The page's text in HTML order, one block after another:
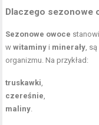
Dlaczego sezonowe
Sezonowe owoce
wwitaminy i minerały ,
organizmu. Na przykład:
truskawki
czereśnie
maliny